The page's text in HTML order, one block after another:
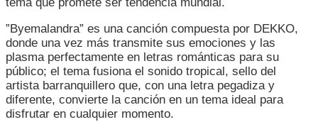
tema que promete ser tendencia mundial.
”Byemalandra” es una canción compuesta por DEKKO,
donde una vez más transmite sus emociones y las
plasma perfectamente en letras románticas para su
público; el tema fusiona el sonido tropical, sello del
artista barranquillero que, con una letra pegadiza y
diferente, convierte la canción en un tema ideal para
disfrutar en cualquier momento.